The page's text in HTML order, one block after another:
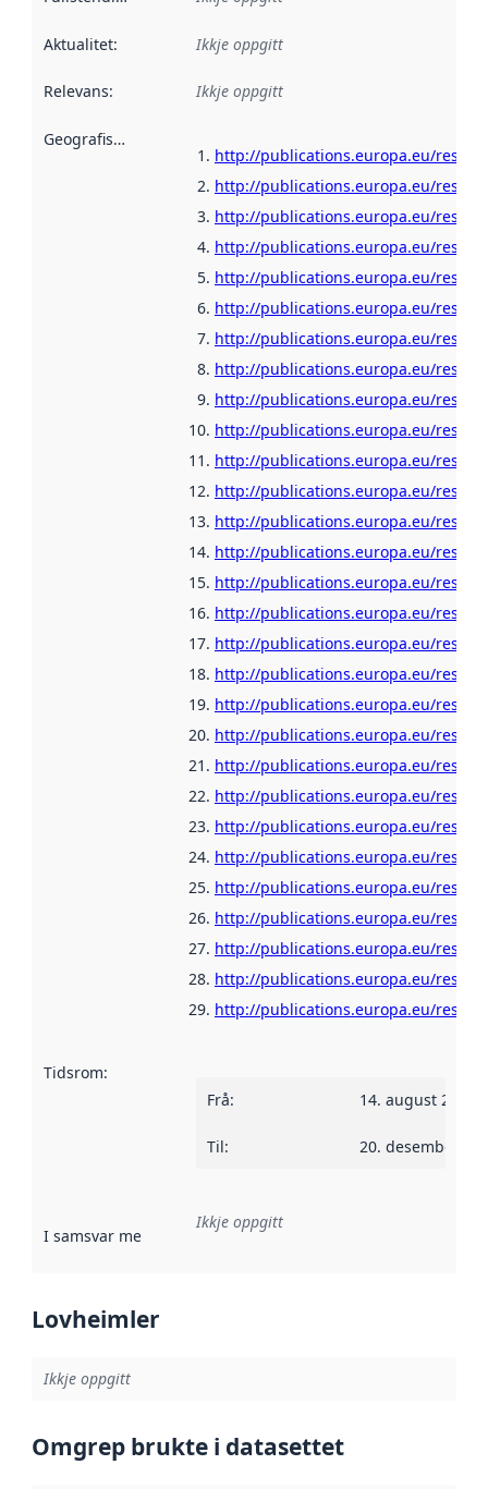
Aktualitet: Ikkje oppgitt
Relevans: Ikkje oppgitt
Geografisk område
http://publications.europa.eu/
http://publications.europa.eu/
http://publications.europa.eu/
http://publications.europa.eu/
http://publications.europa.eu/
http://publications.europa.eu/
http://publications.europa.eu/
http://publications.europa.eu/
http://publications.europa.eu/
http://publications.europa.eu/
http://publications.europa.eu/
http://publications.europa.eu/
http://publications.europa.eu/
http://publications.europa.eu/
http://publications.europa.eu/
http://publications.europa.eu/
http://publications.europa.eu/
http://publications.europa.eu/
http://publications.europa.eu/
http://publications.europa.eu/
http://publications.europa.eu/
http://publications.europa.eu/
http://publications.europa.eu/
http://publications.europa.eu/
http://publications.europa.eu/
http://publications.europa.eu/
http://publications.europa.eu/
http://publications.europa.eu/
http://publications.europa.eu/
Tidsrom:
Frå: 14. august 2012
Til: 20. desember
I samsvar med Referanse til ei implementeringsregel eller
Ikkje oppgitt
Lovheimler
Ikkje oppgitt
Omgrep brukte i datasettet